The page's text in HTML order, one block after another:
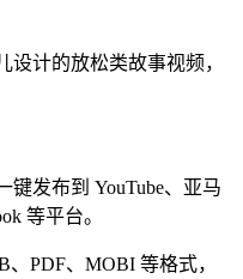
设计的放松类故事视频，
发布到 YouTube、亚马
等平台。
PDF、MOBI 等格式，